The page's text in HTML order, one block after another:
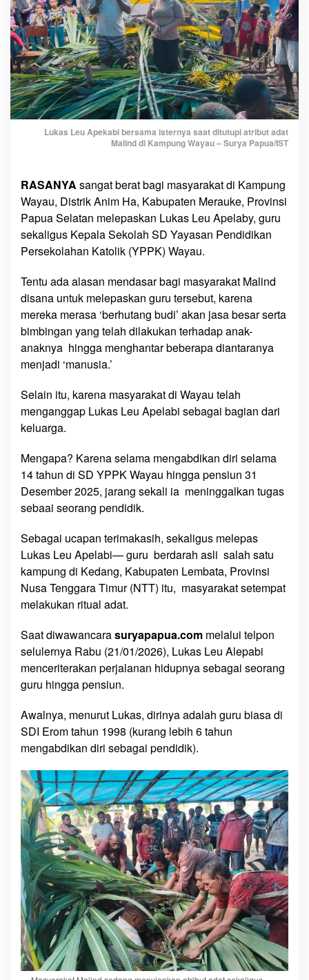
n
g
a
b
d
i
S
e
b
a
i
G
u
r
1
T
a
h
u
i
S
P
P
K
W
y
,
L
a
s
L
A
p
e
a
b
y
D
i
l
e
p
a
s
S
e
c
a
Lukas Leu Apekabi bersama isternya saat ditutupi atribut adat
Malind di Kampung Wayau – Surya Papua/IST
RASANYA sangat berat bagi masyarakat di Kampung
Wayau, Distrik Anim Ha, Kabupaten Merauke, Provinsi
Papua Selatan melepaskan Lukas Leu Apelaby, guru
sekaligus Kepala Sekolah SD Yayasan Pendidikan
Persekolahan Katolik (YPPK) Wayau.
Tentu ada alasan mendasar bagi masyarakat Malind
disana untuk melepaskan guru tersebut, karena
mereka merasa ‘berhutang budi’ akan jasa besar serta
bimbingan yang telah dilakukan terhadap anak-
anaknya hingga menghantar beberapa diantaranya
menjadi ‘manusia.’
Selain itu, karena masyarakat di Wayau telah
menganggap Lukas Leu Apelabi sebagai bagian dari
keluarga.
Mengapa? Karena selama mengabdikan diri selama
14 tahun di SD YPPK Wayau hingga pensiun 31
Desember 2025, jarang sekali ia meninggalkan tugas
sebaai seorang pendidik.
Sebagai ucapan terimakasih, sekaligus melepas
Lukas Leu Apelabi— guru berdarah asli salah satu
kampung di Kedang, Kabupaten Lembata, Provinsi
Nusa Tenggara Timur (NTT) itu, masyarakat setempat
melakukan ritual adat.
Saat diwawancarasuryapapua.com melalui telpon
selulernya Rabu (21/01/2026), Lukas Leu Alepabi
menceriterakan perjalanan hidupnya sebagai seorang
guru hingga pensiun.
Awalnya, menurut Lukas, dirinya adalah guru biasa di
SDI Erom tahun 1998 (kurang lebih 6 tahun
mengabdikan diri sebagai pendidik).